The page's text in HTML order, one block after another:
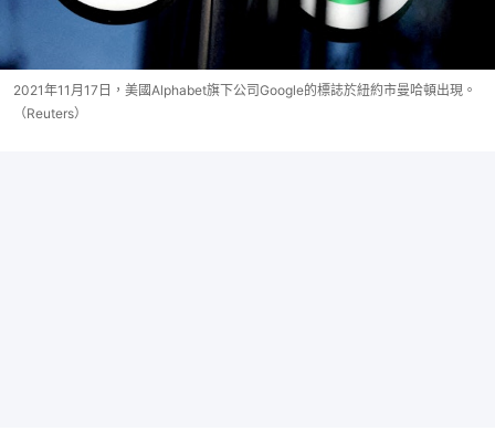
2021年11月17日，美國Alphabet旗下公司Google的標誌於紐約市曼哈頓出現。
（Reuters）